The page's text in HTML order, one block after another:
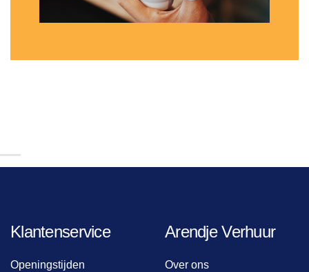
Klantenservice
Openingstijden
Arendje Verhuur
Over ons